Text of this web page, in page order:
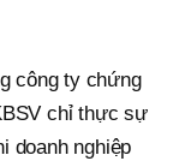
công ty chứng
chỉ thực sự
doanh nghiệp